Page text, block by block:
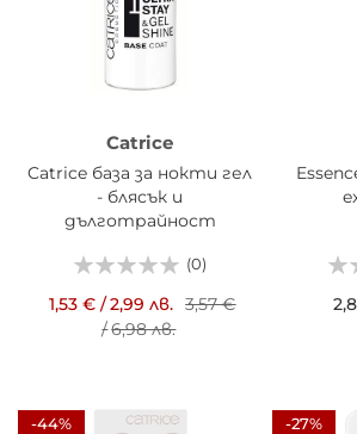
Catrice
Catrice база за нокти гел
- блясък и
дълготрайност
(0)
1,53 € /2,99 лв. 3,57 €
/6,98 лв.
-44% -27%